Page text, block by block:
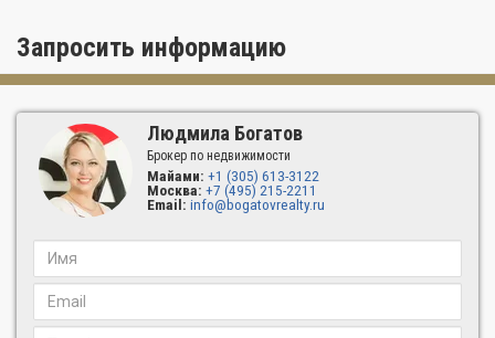
Запросить информацию
Людмила Богатов
Брокер по недвижимости
Майами: +1 (305) 613-3122
Москва: +7 (495) 215-2211
Email: info@bogatovrealty.ru